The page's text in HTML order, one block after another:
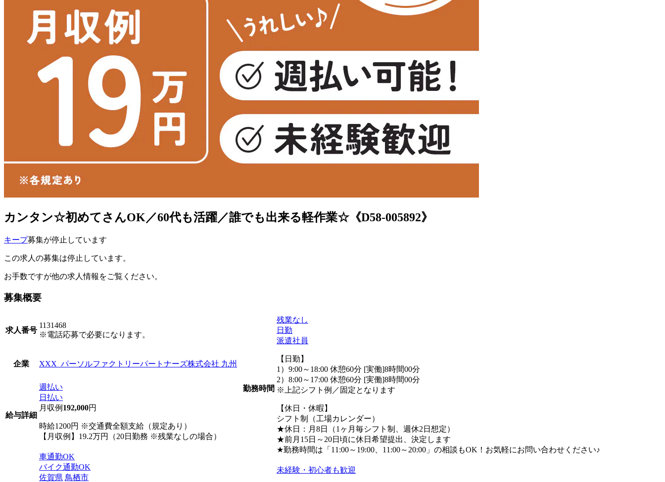
カンタン☆初めてさんOK／60代も活躍／誰でも出来る軽作業☆《D58-005892》
キープ募集が停止しています
この求人の募集は停止しています。
お手数ですが他の求人情報をご覧ください。
募集概要
求人番号
1131468
※電話応募で必要になります。
企業 XXX_パーソルファクトリーパートナーズ株式会社 九州
給与詳細
週払い
日払い
月収例 192,000円
時給1200円 ※交通費全額支給（規定あり）
【月収例】19.2万円（20日勤務 ※残業なしの場合）
車通勤OK
バイク通勤OK
佐賀県 鳥栖市
勤務時間
残業なし
日勤
派遣社員
【日勤】
1）9:00～18:00 休憩60分 [実働]8時間00分
2）8:00～17:00 休憩60分 [実働]8時間00分
※上記シフト例／固定となります
【休日・休暇】
シフト制（工場カレンダー）
★休日：月8日（1ヶ月毎シフト制、週休2日想定）
★前月15日～20日頃に休日希望提出、決定します
★勤務時間は「11:00～19:00、11:00～20:00」の相談もOK！お気軽にお問い合わせください♪
未経験・初心者も歓迎